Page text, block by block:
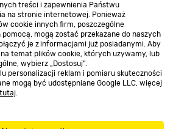
treści i zapewnienia Państwu
na stronie internetowej. Ponieważ
cookie innych firm, poszczególne
mogą zostać przekazane do naszych
je z informacjami już posiadanymi. Aby
temat plików cookie, których używamy, lub
wybierz „Dostosuj”.
personalizacji reklam i pomiaru skuteczności
mogą być udostępniane Google LLC, więcej
tutaj.